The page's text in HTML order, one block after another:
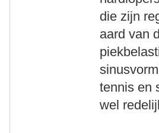
die zijn
aard van
tennis en
wel